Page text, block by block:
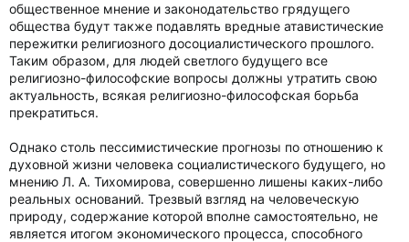
общественное мнение и законодательство грядущего
общества будут также подавлять вредные атавистические
пережитки религиозного досоциалистического прошлого.
Таким образом, для людей светлого будущего все
религиозно-философские вопросы должны утратить свою
актуальность, всякая религиозно-философская борьба
прекратиться.
Однако столь пессимистические прогнозы по отношению к
духовной жизни человека социалистического будущего, но
мнению Л. А. Тихомирова, совершенно лишены каких-либо
реальных оснований. Трезвый взгляд на человеческую
природу, содержание которой вполне самостоятельно, не
является итогом экономического процесса, способного